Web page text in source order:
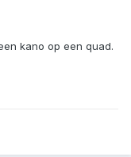
kano op een quad.